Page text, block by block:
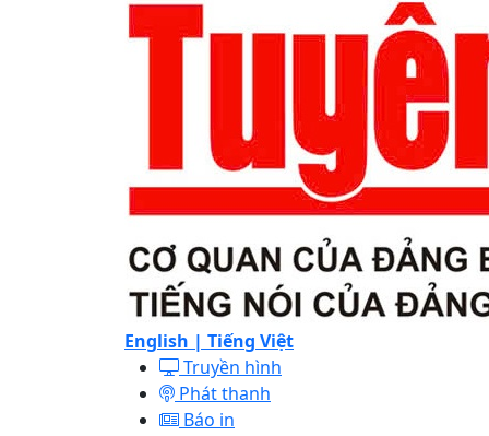
English | Tiếng Việt
Truyền hình
Phát thanh
Báo in